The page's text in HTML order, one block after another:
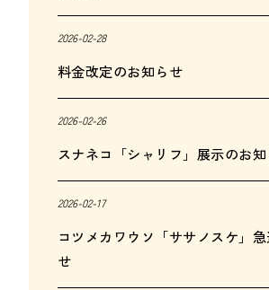
2026-02-28
料金改定のお知らせ
2026-02-26
スナネコ「シャリフ」展示のお
2026-02-17
コツメカワウソ「ササノスケ」
せ